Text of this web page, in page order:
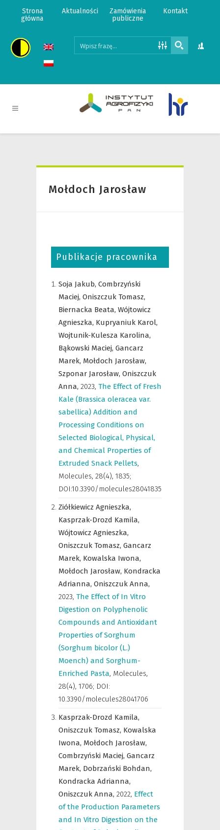
Strona
główna
Aktualności
Zamówienia
publiczne
Kontakt
Mołdoch Jarosław
Publikacje pracownika
Soja Jakub, Combrzyński
Maciej, Oniszczuk Tomasz,
Biernacka Beata, Wójtowicz
Agnieszka, Kupryaniuk Karol,
Wojtunik-Kulesza Karolina,
Bąkowski Maciej, Gancarz
Marek, Mołdoch Jarosław,
Szponar Jarosław, Oniszczuk
Anna, 2023, The Effect of Fresh
Kale (Brassica oleracea var.
sabellica) Addition and
Processing Conditions on
Selected Biological, Physical,
and Chemical Properties of
Extruded Snack Pellets,
Molecules, 28(4), 1835;
DOI:10.3390/molecules28041835
Ziółkiewicz Agnieszka,
Kasprzak-Drozd Kamila,
Wójtowicz Agnieszka,
Oniszczuk Tomasz, Gancarz
Marek, Kowalska Iwona,
Mołdoch Jarosław, Kondracka
Adrianna, Oniszczuk Anna,
2023, The Effect of In Vitro
Digestion on Polyphenolic
Compounds and Antioxidant
Properties of Sorghum
(Sorghum bicolor (L.)
Moench) and Sorghum-
Enriched Pasta, Molecules,
28(4), 1706; DOI:
10.3390/molecules28041706
Kasprzak-Drozd Kamila,
Oniszczuk Tomasz, Kowalska
Iwona, Mołdoch Jarosław,
Combrzyński Maciej, Gancarz
Marek, Dobrzański Bohdan,
Kondracka Adrianna,
Oniszczuk Anna, 2022, Effect
of the Production Parameters
and In Vitro Digestion on the